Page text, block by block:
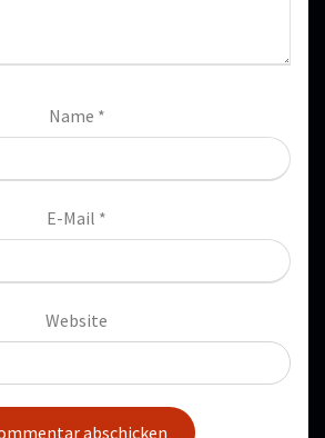
Name *
E-Mail *
Website